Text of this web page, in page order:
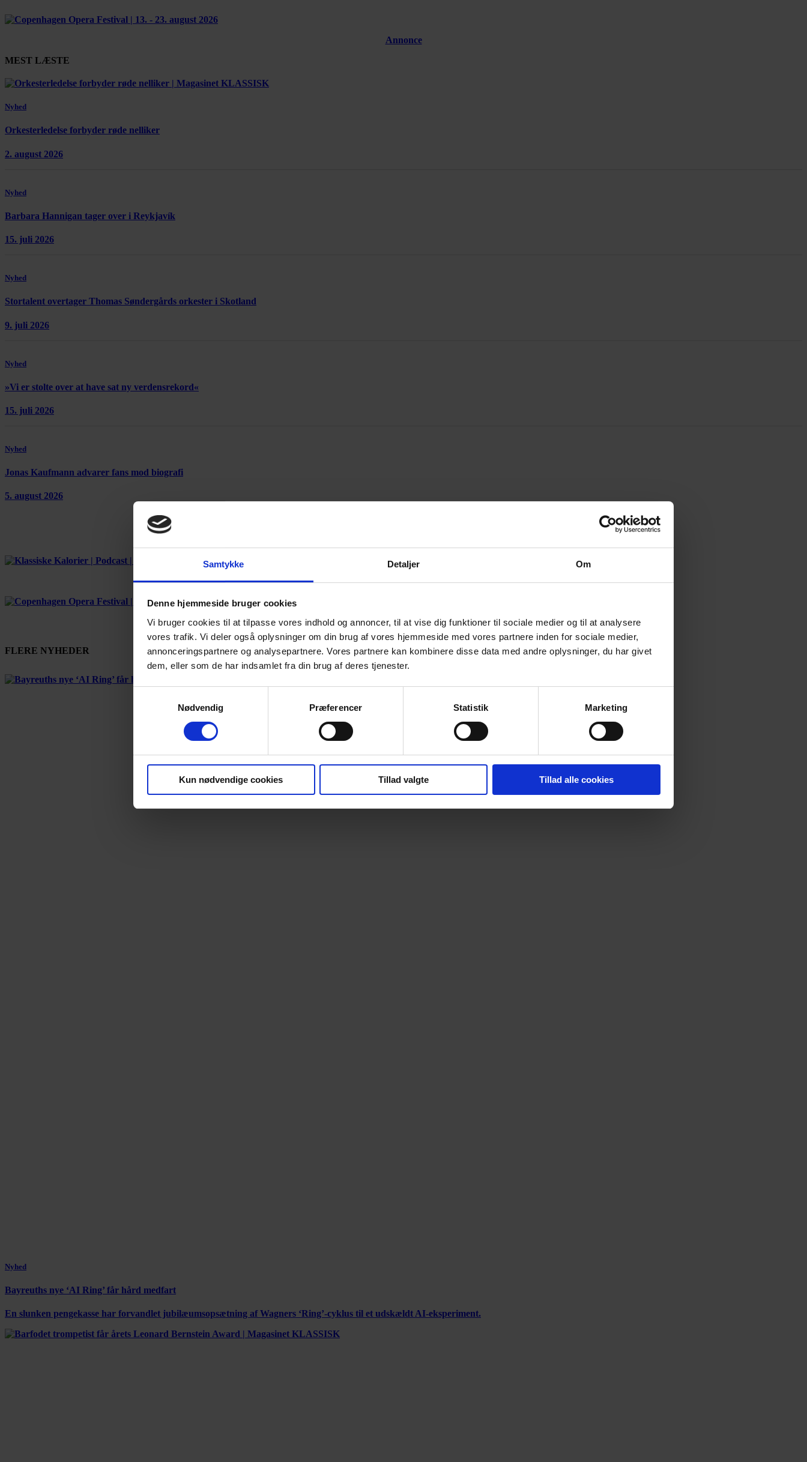
Samtykke Detaljer Om
Denne hjemmeside bruger cookies
Vi bruger cookies til at tilpasse vores indhold og annoncer, til at vise dig funktioner til sociale medier og til at analysere
vores trafik. Vi deler også oplysninger om din brug af vores hjemmeside med vores partnere inden for sociale medier,
annonceringspartnere og analysepartnere. Vores partnere kan kombinere disse data med andre oplysninger, du har givet
dem, eller som de har indsamlet fra din brug af deres tjenester.
Nødvendig
Præferencer Statistik Marketing
Kun nødvendige cookies Tillad valgte Tillad alle cookies
Annonce
MEST LÆSTE
Nyhed
Orkesterledelse forbyder røde nelliker
2. august 2026
Nyhed
Barbara Hannigan tager over i Reykjavík
15. juli 2026
Nyhed
Stortalent overtager Thomas Søndergårds orkester i Skotland
9. juli 2026
Nyhed
»Vi er stolte over at have sat ny verdensrekord«
15. juli 2026
Nyhed
Jonas Kaufmann advarer fans mod biografi
5. august 2026
Annonce
Annonce
FLERE NYHEDER
Nyhed
Bayreuths nye ‘AI Ring’ får hård medfart
En slunken pengekasse har forvandlet jubilæumsopsætning af Wagners ‘Ring’-cyklus til et udskældt AI-eksperiment.